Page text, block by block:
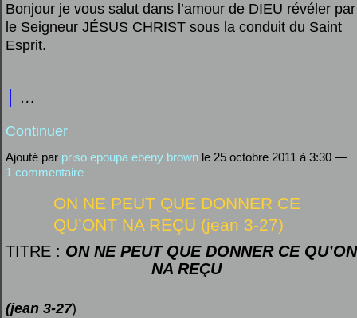
Bonjour je vous salut dans l’amour de DIEU révéler par
le Seigneur JÉSUS CHRIST sous la conduit du Saint
Esprit.
…
Continuer
Ajouté par priso epoupa ebeny brown le 25 octobre 2011 à 3:30 —
1 commentaire
ON NE PEUT QUE DONNER CE
QU’ONT NA REÇU (jean 3-27)
TITRE : ON NE PEUT QUE DONNER CE
NA REÇU
(jean 3-27)